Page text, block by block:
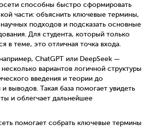
способны быстро сформировать
части: объяснить ключевые термины,
подходов и подсказать основные
Для студента, который только
в теме, это отличная точка входа.
ChatGPT или DeepSeek —
вариантов логичной структуры
введения и теории до
и выводов. Такая база помогает увидеть
и облегчает дальнейшее
помогает собрать ключевые термины